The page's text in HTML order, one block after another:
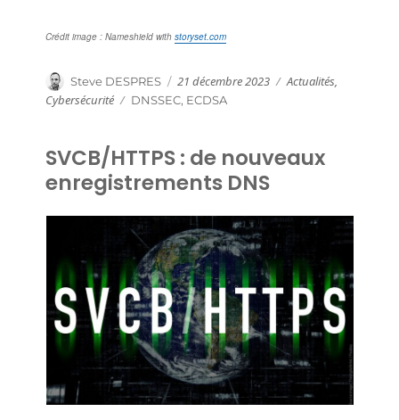
Crédit image : Nameshield withstoryset.com
Auteur
Steve DESPRES Publié
le
21 décembre 2023 Catégories
Actualités,
Cybersécurité
Étiquettes
DNSSEC, ECDSA
SVCB/HTTPS : de nouveaux
enregistrements DNS